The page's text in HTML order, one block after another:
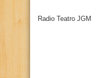
Radio Teatro JGM